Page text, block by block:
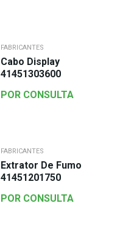
FABRICANTES
Cabo Display
41451303600
POR CONSULTA
FABRICANTES
Extrator De Fumo
41451201750
POR CONSULTA